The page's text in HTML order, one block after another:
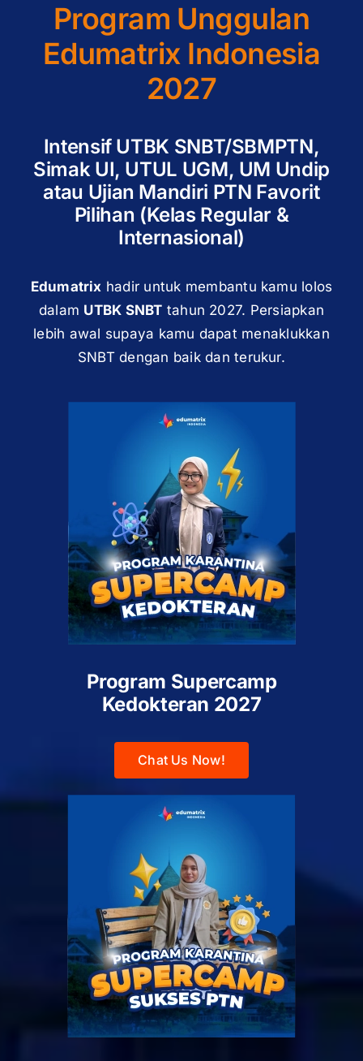
Program Unggulan
Edumatrix Indonesia
2027
Intensif UTBK SNBT/SBMPTN,
Simak UI, UTUL UGM, UM Undip
atau Ujian Mandiri PTN Favorit
Pilihan (Kelas Regular &
Internasional)
Edumatrix hadir untuk membantu kamu lolos
dalam UTBK SNBT tahun 2027. Persiapkan
lebih awal supaya kamu dapat menaklukkan
SNBT dengan baik dan terukur.
Program Supercamp
Kedokteran 2027
Chat Us Now!